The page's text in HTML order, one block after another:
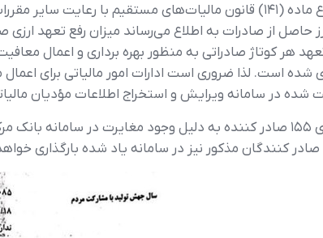
تاریخ ۱۴۰۳/۰۹/۱۳ بارگذاری شده است. لذا ضروری است ادارات امور
شده در سامانه ویرایش و استخراج اطلاعات مؤدیان
لازم به ذکر است میزان رفع تعهد ارزی ۱۵۵ صادر کننده به دلیل
صادر کنندگان مذکور نیز در سامانه یاد شده بارگذاری